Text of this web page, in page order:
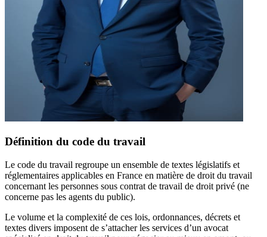
Définition du code du travail
Le code du travail regroupe un ensemble de textes législatifs et
réglementaires applicables en France en matière de droit du travail
concernant les personnes sous contrat de travail de droit privé (ne
concerne pas les agents du public).
Le volume et la complexité de ces lois, ordonnances, décrets et
textes divers imposent de s’attacher les services d’un avocat